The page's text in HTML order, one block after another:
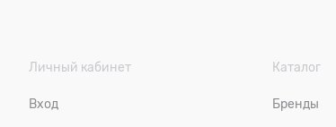
Личный кабинет
Вход
Каталог
Бренды